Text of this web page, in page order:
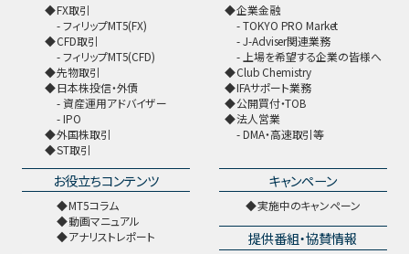
FX取引
フィリップMT5(FX)
CFD取引
フィリップMT5(CFD)
先物取引
日本株投信・外債
資産運用アドバイザー
IPO
外国株取引
ST取引
企業金融
TOKYO PRO Market
J-Adviser関連業務
上場を希望する企業の皆様へ
Club Chemistry
IFAサポート業務
公開買付・TOB
法人営業
DMA・高速取引等
お役立ちコンテンツ
MT5コラム
動画マニュアル
アナリストレポート
キャンペーン
実施中のキャンペーン
提供番組・協賛情報